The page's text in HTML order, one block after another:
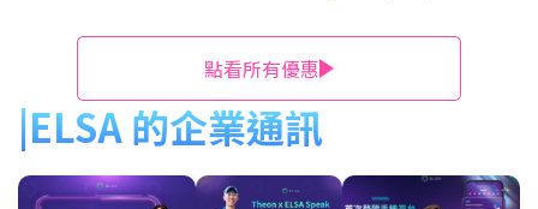
50%！
點看所有優惠
ELSA 的企業通訊